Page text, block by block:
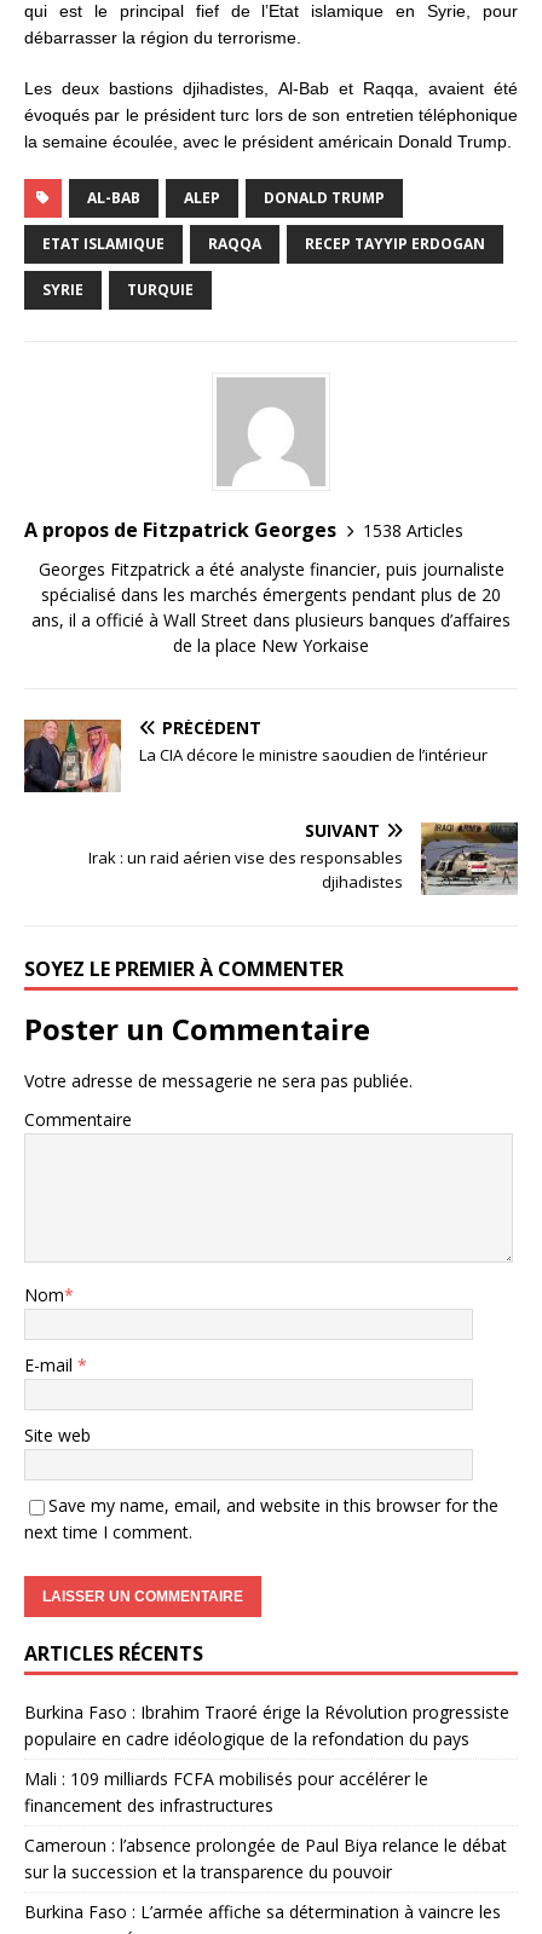
qui est le principal fief de l’Etat islamique en Syrie, pour
débarrasser la région du terrorisme.
Les deux bastions djihadistes, Al-Bab et Raqqa, avaient été
évoqués par le président turc lors de son entretien téléphonique
la semaine écoulée, avec le président américain Donald Trump.
AL-BAB ALEP DONALD TRUMP
ETAT ISLAMIQUE RAQQA RECEP TAYYIP ERDOGAN
SYRIE TURQUIE
A propos de Fitzpatrick Georges
1538 Articles
Georges Fitzpatrick a été analyste financier, puis journaliste
spécialisé dans les marchés émergents pendant plus de 20
ans, il a officié à Wall Street dans plusieurs banques d’affaires
de la place New Yorkaise
PRÉCÉDENT
La CIA décore le ministre saoudien de l’intérieur
SUIVANT
Irak : un raid aérien vise des responsables
djihadistes
SOYEZ LE PREMIER À COMMENTER
Poster un Commentaire
Votre adresse de messagerie ne sera pas publiée.
Commentaire
Nom*
E-mail *
Site web
Save my name, email, and website in this browser for the
next time I comment.
ARTICLES RÉCENTS
Burkina Faso : Ibrahim Traoré érige la Révolution progressiste
populaire en cadre idéologique de la refondation du pays
Mali : 109 milliards FCFA mobilisés pour accélérer le
financement des infrastructures
Cameroun : l’absence prolongée de Paul Biya relance le débat
sur la succession et la transparence du pouvoir
Burkina Faso : L’armée affiche sa détermination à vaincre les